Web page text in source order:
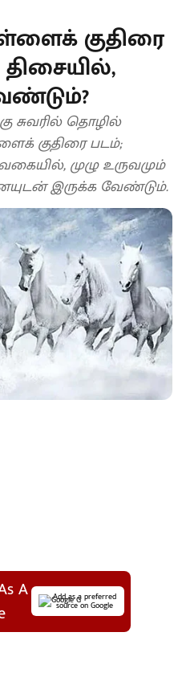
குதிரை
சுவரில் தொழில்
குதிரை படம்;
முழு உருவமும்
இருக்க வேண்டும்.
A
Add as a preferred
source on Google